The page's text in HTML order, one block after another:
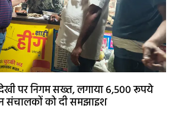
पर निगम सख्त, लगाया 6,500 रूपये
संचालकों को दी समझाइश